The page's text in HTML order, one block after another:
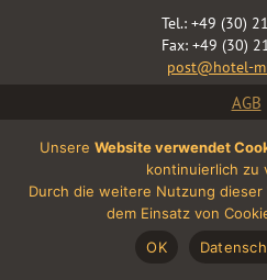
Tel.: +49 (30)
Fax: +49 (30)
post@hotel-
AGB
Terms &
Data
Unsere Website verwendet
kontinuierlich zu
Durch die weitere Nutzung dieser
dem Einsatz von
OK